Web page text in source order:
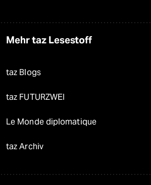
Mehr taz Lesestoff
taz Blogs
taz FUTURZWEI
Le Monde diplomatique
taz Archiv